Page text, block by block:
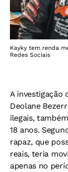
Kayky tem renda
Redes Sociais
A investigação
Deolane
ilegais,
18 anos.
rapaz, que
reais, teria
apenas no